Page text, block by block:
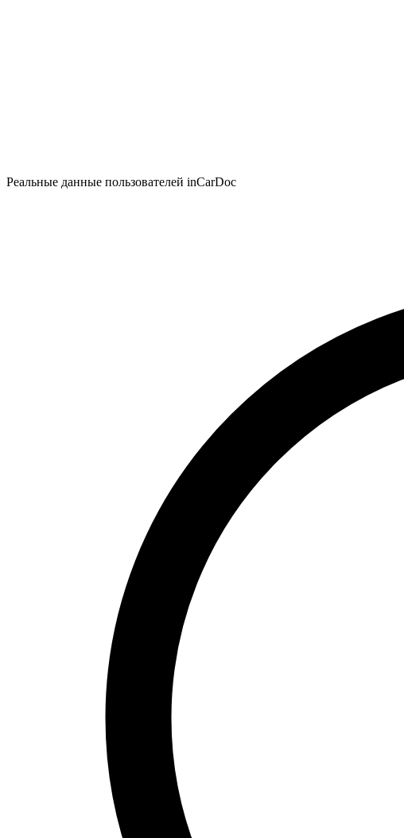
Реальные данные пользователей inCarDoc